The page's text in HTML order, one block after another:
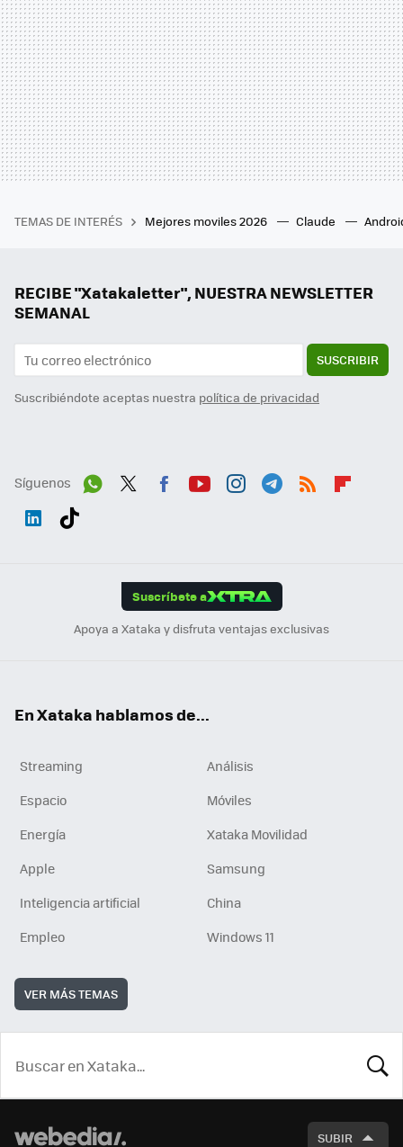
TEMAS DE INTERÉS Mejores moviles 2026 Claude
RECIBE "Xatakaletter", NUESTRA NEWSLETTER
SEMANAL
SUSCRIBIR
Suscribiéndote aceptas nuestra política de privacidad
Síguenos
Suscríbete a
Apoya a Xataka y disfruta ventajas exclusivas
En Xataka hablamos de...
Streaming
Análisis
Espacio
Móviles
Energía
Xataka Movilidad
Apple
Samsung
Inteligencia artificial
China
Empleo
Windows 11
VER MÁS TEMAS
SUBIR